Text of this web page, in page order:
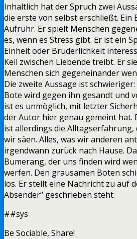
Inhaltlich hat der Spruch zwei
die erste von selbst erschließt. Ein
Aufruhr. Er spielt Menschen
es, wenn es Stress gibt. Er ist ein
Einheit oder Brüderlichkeit
Keil zwischen Liebende treibt. Er
Menschen sich gegeneinander
Die zweite Aussage ist
Bote wird gegen ihn gesandt und
ist es unmöglich, mit letzter
der Autor hier genau gemeint hat.
ist allerdings die Alltagserfahrung,
wir säen. Alles, was wir anderen
irgendwann zurück nach Hause.
Bumerang, der uns finden wird
werfen. Den grausamen Boten
los. Er stellt eine Nachricht zu auf
Absender“ geschrieben steht.
##sys
Be Sociable, Share!